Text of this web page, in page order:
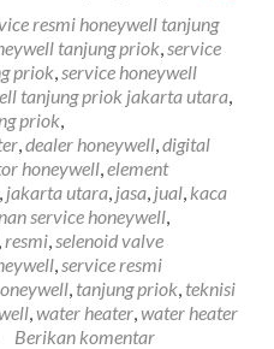
Tanjung
resmi honeywell tanjung
tanjung priok,service
priok,service honeywell
tanjung priok jakarta utara,
priok,
,dealer honeywell,digital
honeywell,element
, jakarta utara, jasa, jual, kaca
service honeywell,
resmi,selenoid valve
,service resmi
, tanjung priok, teknisi
,water heater,water heater
Berikan komentar